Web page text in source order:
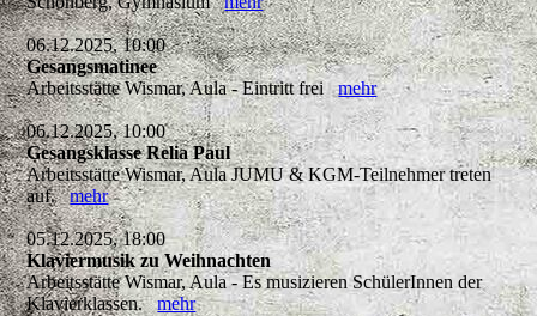
06.12.2025, 10:00
Gesangsmatinee
Arbeitsstätte Wismar, Aula - Eintritt freimehr
06.12.2025, 10:00
Gesangsklasse Relia Paul
Arbeitsstätte Wismar, Aula JUMU & KGM-Teilnehmer treten
auf.mehr
05.12.2025, 18:00
Klaviermusik zu Weihnachten
Arbeitsstätte Wismar, Aula - Es musizieren SchülerInnen der
Klavierklassen.mehr